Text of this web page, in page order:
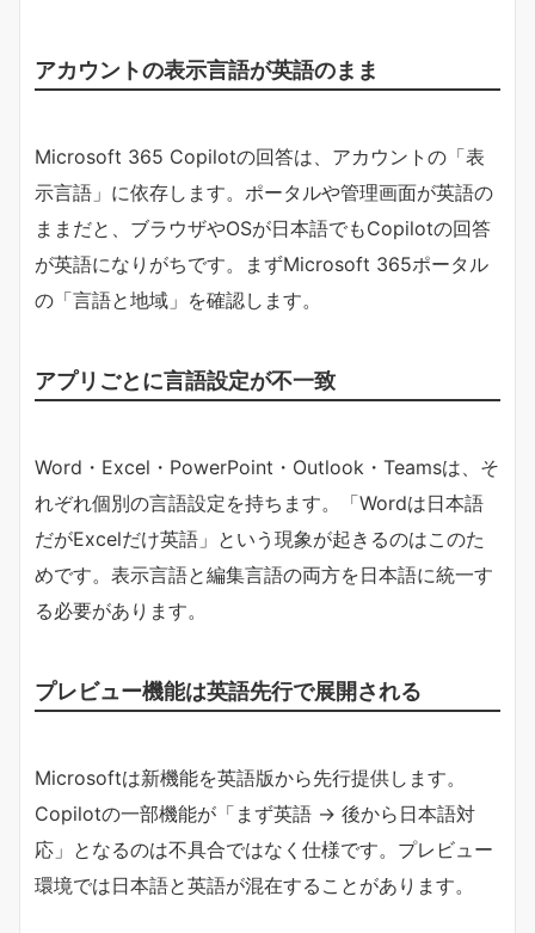
アカウントの表示言語が英語のまま
Microsoft 365 Copilotの回答は、アカウントの「表
示言語」に依存します。ポータルや管理画面が英語の
ままだと、ブラウザやOSが日本語でもCopilotの回答
が英語になりがちです。まずMicrosoft 365ポータル
の「言語と地域」を確認します。
アプリごとに言語設定が不一致
Word・Excel・PowerPoint・Outlook・Teamsは、そ
れぞれ個別の言語設定を持ちます。「Wordは日本語
だがExcelだけ英語」という現象が起きるのはこのた
めです。表示言語と編集言語の両方を日本語に統一す
る必要があります。
プレビュー機能は英語先行で展開される
Microsoftは新機能を英語版から先行提供します。
Copilotの一部機能が「まず英語 → 後から日本語対
応」となるのは不具合ではなく仕様です。プレビュー
環境では日本語と英語が混在することがあります。